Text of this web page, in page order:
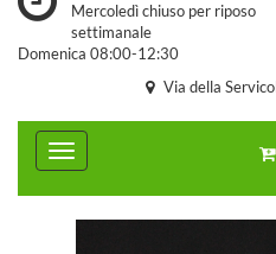
Mercoledì chiuso per riposo
settimanale
Domenica 08:00-12:30
Via della